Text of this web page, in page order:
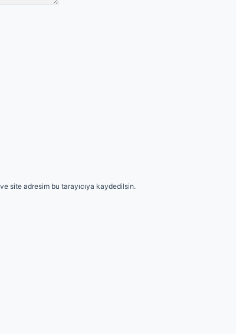
site adresim bu tarayıcıya kaydedilsin.